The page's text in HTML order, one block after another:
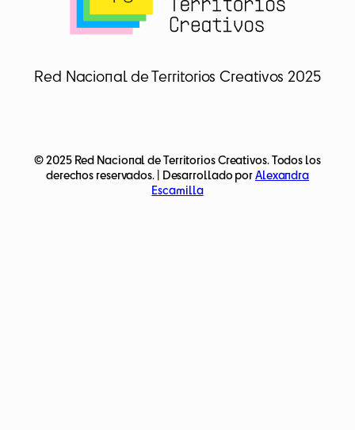
Red Nacional de Territorios Creativos 2025
© 2025 Red Nacional de Territorios Creativos. Todos los
derechos reservados. | Desarrollado porAlexandra
Escamilla